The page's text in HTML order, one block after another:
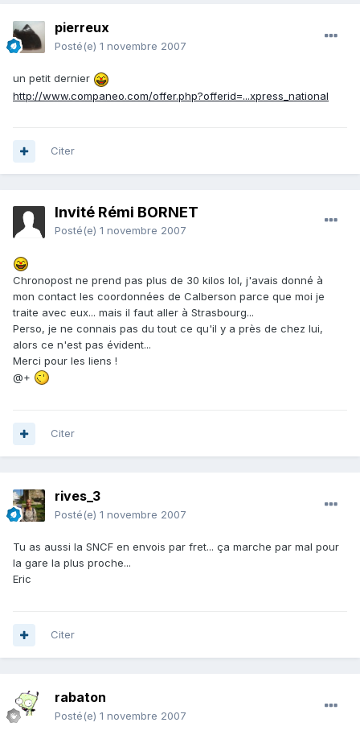
pierreux
Posté(e) 1 novembre 2007
un petit dernier
http://www.companeo.com/offer.php?offerid=...xpress_national
Citer
Invité Rémi BORNET
Posté(e) 1 novembre 2007
Chronopost ne prend pas plus de 30 kilos lol, j'avais donné à
mon contact les coordonnées de Calberson parce que moi je
traite avec eux... mais il faut aller à Strasbourg...
Perso, je ne connais pas du tout ce qu'il y a près de chez lui,
alors ce n'est pas évident...
Merci pour les liens !
@+
Citer
rives_3
Posté(e) 1 novembre 2007
Tu as aussi la SNCF en envois par fret... ça marche par mal pour
la gare la plus proche...
Eric
Citer
rabaton
Posté(e) 1 novembre 2007